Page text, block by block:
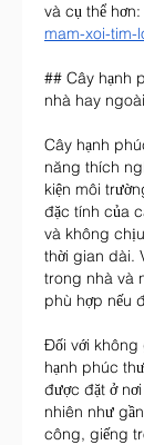
và cụ thể hơn:
mam-xoi-tim-
## Cây hạnh
nhà hay
Cây hạnh
năng thích
kiện môi
đặc tính của
và không
thời gian dài.
trong nhà và
phù hợp nếu
Đối với
hạnh phúc
được đặt ở
nhiên như
công, giếng